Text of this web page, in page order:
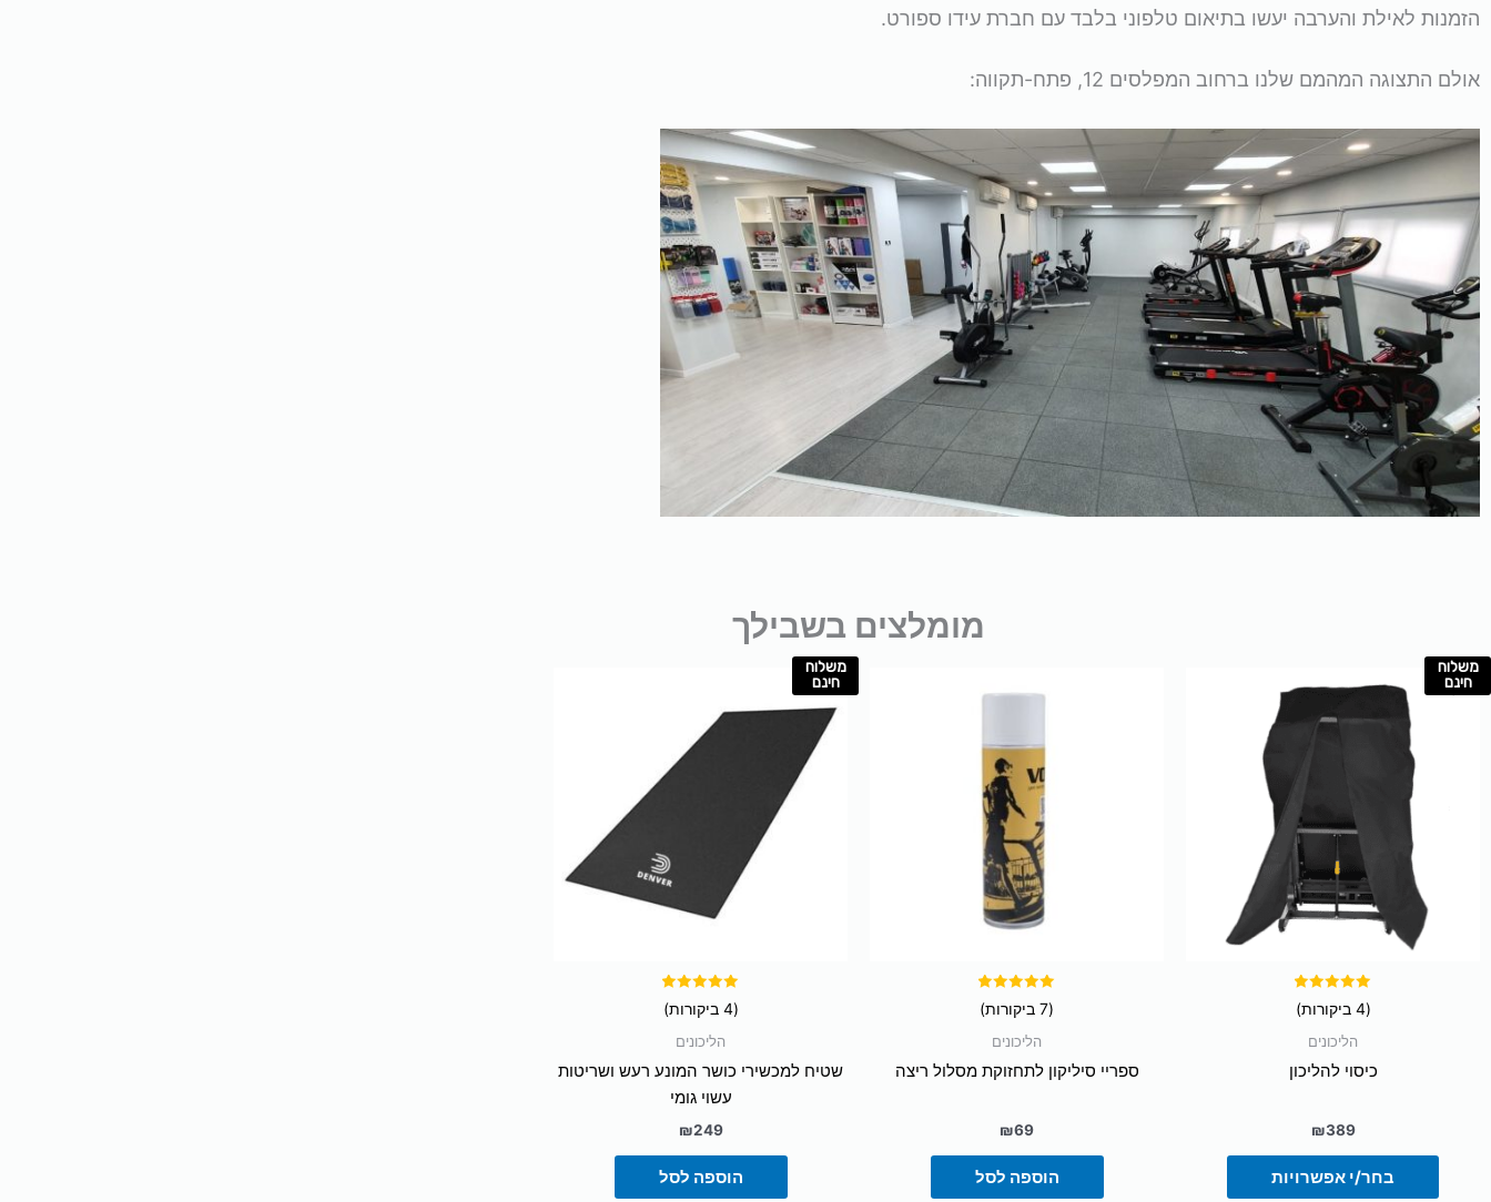
הזמנות לאילת והערבה יעשו בתיאום טלפוני בלבד עם חברת עידו ספורט.
אולם התצוגה המהמם שלנו ברחוב המפלסים 12, פתח-תקווה:
מומלצים בשבילך
משלוח
חינם
5.00
(4 ביקורות)
הליכונים
כיסוי להליכון
₪389
בחר/י אפשרויות
סוגים.
לבחור
את
האפשרויות
בעמוד
5.00
(7 ביקורות)
הליכונים
ספריי סיליקון לתחזוקת מסלול ריצה
₪69
הוספה לסל
משלוח
חינם
5.00
(4 ביקורות)
הליכונים
שטיח למכשירי כושר המונע רעש ושריטות
עשוי גומי
₪249
הוספה לסל